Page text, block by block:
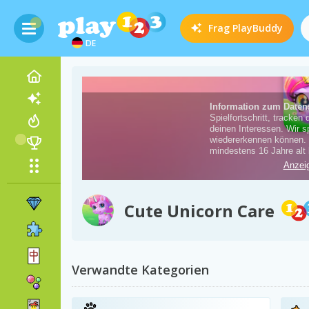
DE
Frag PlayBuddy
Cute Unicorn Care
Verwandte Kategorien